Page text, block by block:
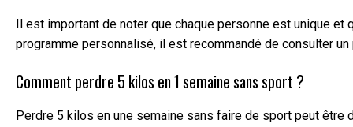
Il est important de noter que chaque personne est unique
programme personnalisé, il est recommandé de consulter
Comment perdre 5 kilos en 1 semaine sans sport ?
Perdre 5 kilos en une semaine sans faire de sport peut